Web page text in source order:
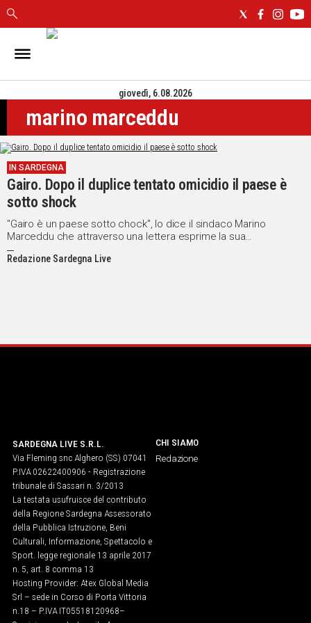
IN
CAGLIARI
SASSARI
NUORO
ORISTANO
SULCIS
GALLURA
OGLIASTRA
MEDIO
CAMPIDANO
ITALIA
VIDEO
Vai
UNISCITI
AL CANALE
WHATSAPP
giovedì, 6.08.2026
marino marceddu
IN SARDEGNA
Gairo. Dopo il duplice tentato omicidio il paese è
sotto shock
"Gairo è un paese sotto chock", lo dice il sindaco Marino
Marceddu che attraverso una lettera esprime la sua
preoccupazione per questa nuova ondata di sangue
Redazione Sardegna Live
SARDEGNA LIVE S.R.L.
Via Fleming snc Alghero (SS) 07041
P.IVA 02622400906 - Registrazione
tribunale di Sassari n. 3/2013
La testata usufruisce del contributo
della Regione Sardegna Assessorato
della Pubblica Istruzione, Beni
Culturali, Informazione, Spettacolo e
Sport. legge regionale 13 aprile 2017
n. 5, art. 8 comma 13
Hosting Provider: Atex Global Media
Srl – sede in Corso di Porta Vittoria
n.18 – P.IVA IT05518120968​–
CHI SIAMO
Redazione